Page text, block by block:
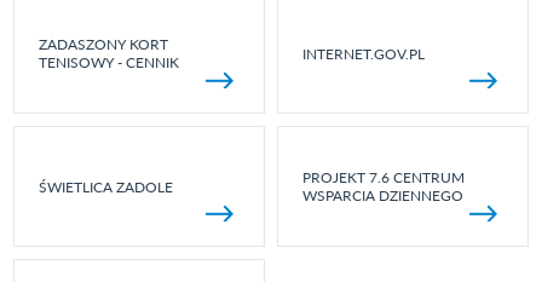
ZADASZONY KORT
TENISOWY - CENNIK
INTERNET.GOV.PL
ŚWIETLICA ZADOLE
PROJEKT 7.6 CENTRUM
WSPARCIA DZIENNEGO